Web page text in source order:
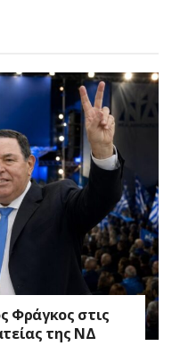
Φράγκος στις
της ΝΔ